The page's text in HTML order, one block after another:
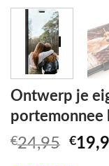
Ontwerp je
portemonnee
€24,95 €